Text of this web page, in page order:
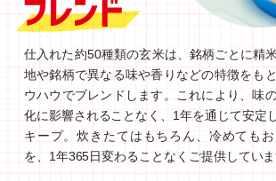
仕入れた約50種類の玄米は、銘柄ごとに精
地や銘柄で異なる味や香りなどの特徴をも
ウハウでブレンドします。これにより、味
化に影響されることなく、1年を通じて安定
キープ。炊きたてはもちろん、冷めても
を、1年365日変わることなくご提供していま